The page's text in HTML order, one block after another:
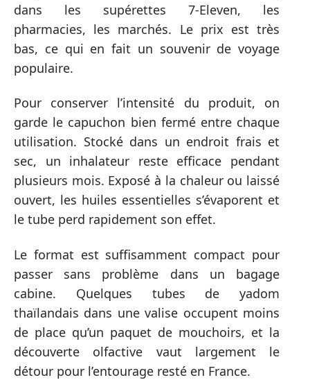
dans les supérettes 7-Eleven, les
pharmacies, les marchés. Le prix est très
bas, ce qui en fait un souvenir de voyage
populaire.
Pour conserver l’intensité du produit, on
garde le capuchon bien fermé entre chaque
utilisation. Stocké dans un endroit frais et
sec, un inhalateur reste efficace pendant
plusieurs mois. Exposé à la chaleur ou laissé
ouvert, les huiles essentielles s’évaporent et
le tube perd rapidement son effet.
Le format est suffisamment compact pour
passer sans problème dans un bagage
cabine. Quelques tubes de yadom
thaïlandais dans une valise occupent moins
de place qu’un paquet de mouchoirs, et la
découverte olfactive vaut largement le
détour pour l’entourage resté en France.